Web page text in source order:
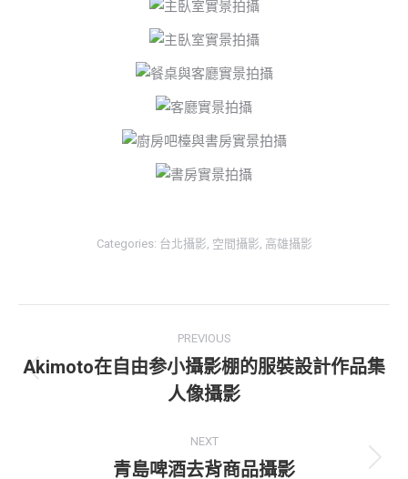
Categories: 台北攝影 空間攝影 高雄攝影
navigation
PREVIOUS
Previous
post:
Akimoto在自由参小攝影棚的服裝設計作品集
人像攝影
NEXT
Next
青島啤酒去背商品攝影